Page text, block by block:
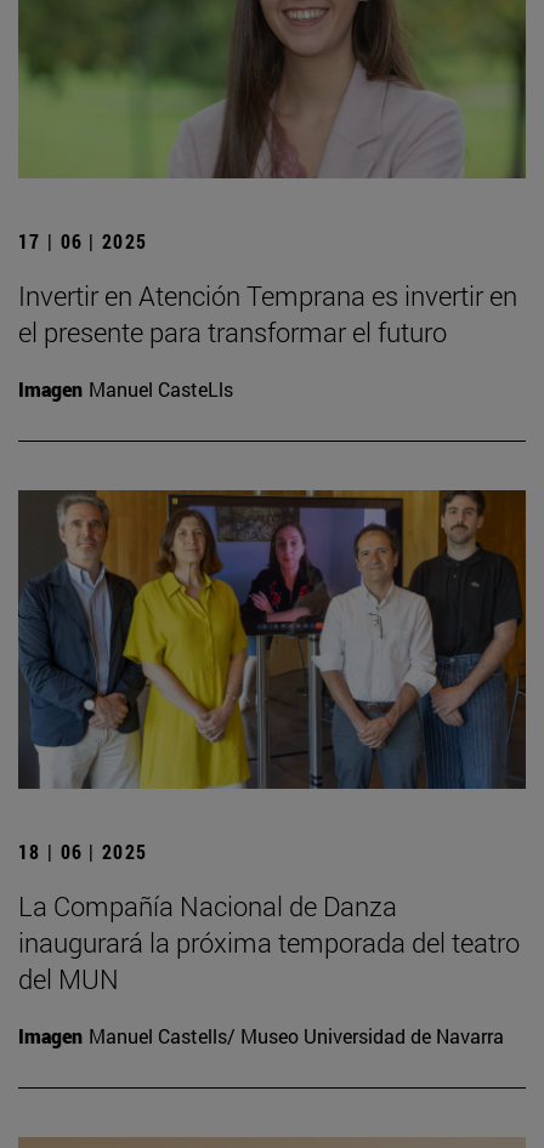
17 | 06 | 2025
Invertir en Atención Temprana es invertir en
el presente para transformar el futuro
Imagen Manuel CasteLls
18 | 06 | 2025
La Compañía Nacional de Danza
inaugurará la próxima temporada del teatro
del MUN
Imagen Manuel Castells/ Museo Universidad de Navarra